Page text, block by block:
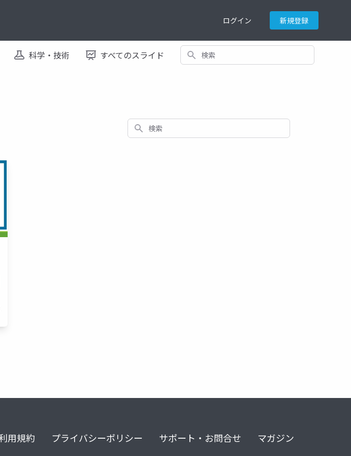
ログイン 新規登録
科学・技術 すべてのスライド 検索
検索
用規約 プライバシーポリシー サポート・お問合せ マガジン